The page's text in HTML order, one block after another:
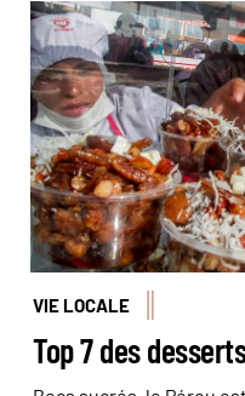
© APEGA Sociedad
VIE LOCALE
Top 7 des